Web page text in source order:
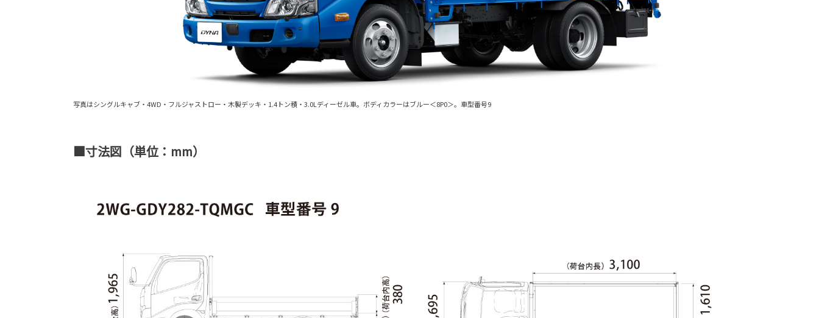
写真はシングルキャブ・4WD・フルジャストロー・木製デッキ・1.4トン積・3.0Lディーゼル車。ボディカラーはブルー＜8P0＞。車型番号9
■寸法図（単位：mm）